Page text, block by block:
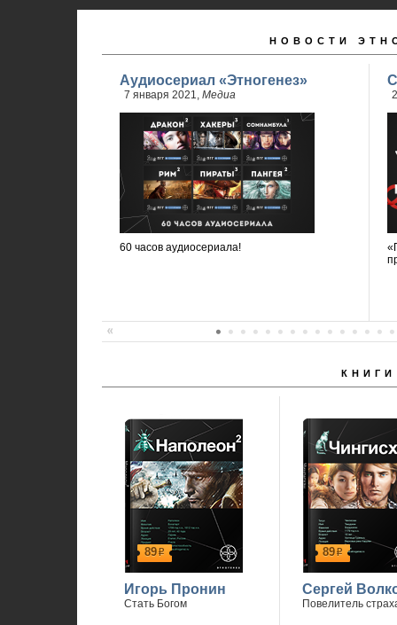
НОВОСТИ
Аудиосериал «Этногенез»
7 января 2021, Медиа
60 часов аудиосериала!
КНИГИ
89р
Игорь Пронин
Стать Богом
89р
Сергей
Повелитель